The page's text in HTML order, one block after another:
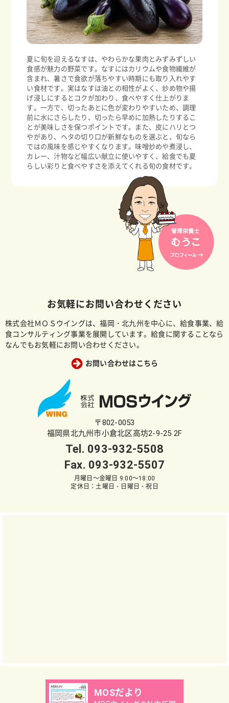
夏に旬を迎えるなすは、やわらかな果肉とみずみずしい
食感が魅力の野菜です。なすにはカリウムや食物繊維が
含まれ、暑さで食欲が落ちやすい時期にも取り入れやす
い食材です。実はなすは油との相性がよく、炒め物や揚
げ浸しにするとコクが加わり、食べやすく仕上がりま
す。一方で、切ったあとに色が変わりやすいため、調理
前に水にさらしたり、切ったら早めに加熱したりするこ
とが美味しさを保つポイントです。また、皮にハリとつ
やがあり、ヘタの切り口が新鮮なものを選ぶと、旬なら
ではの風味を感じやすくなります。味噌炒めや煮浸し、
カレー、汁物など幅広い献立に使いやすく、給食でも夏
らしい彩りと食べやすさを添えてくれる旬の食材です。
お気軽にお問い合わせください
株式会社ＭＯＳウイングは、福岡・北九州を中心に、給食事業、給
食コンサルティング事業を展開しています。給食に関することなら
なんでもお気軽にお問い合わせください。
お問い合わせはこちら
〒802-0053
福岡県北九州市小倉北区高坊2-9-25 2F
Tel. 093-932-5508
Fax. 093-932-5507
月曜日～金曜日 9:00～18:00
定休日：土曜日・日曜日・祝日
MOSだより